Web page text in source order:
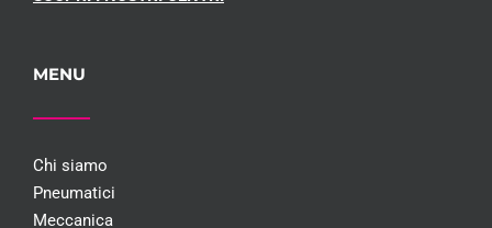
MENU
Chi siamo
Pneumatici
Meccanica